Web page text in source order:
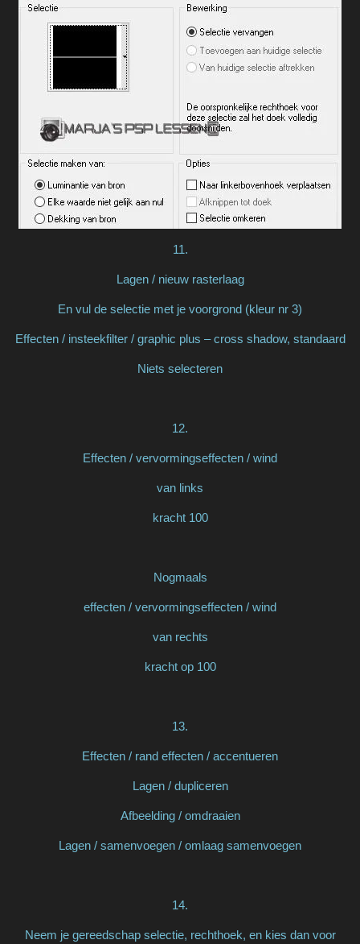
11.
Lagen / nieuw rasterlaag
En vul de selectie met je voorgrond (kleur nr 3)
Effecten / insteekfilter / graphic plus – cross shadow, standaard
Niets selecteren
12.
Effecten / vervormingseffecten / wind
van links
kracht 100
Nogmaals
effecten / vervormingseffecten / wind
van rechts
kracht op 100
13.
Effecten / rand effecten / accentueren
Lagen / dupliceren
Afbeelding / omdraaien
Lagen / samenvoegen / omlaag samenvoegen
14.
Neem je gereedschap selectie, rechthoek, en kies dan voor